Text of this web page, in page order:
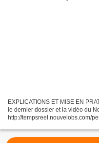
EXPLICATIONS ET MISE EN
le dernier dossier et la vidéo du
http://tempsreel.nouvelobs.com/